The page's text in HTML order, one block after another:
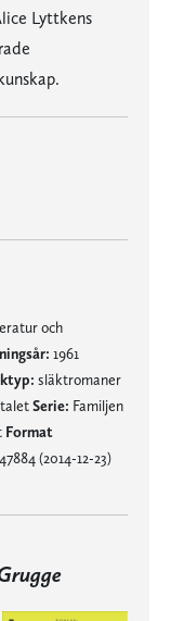
Lyttkens
och
1961
släktromaner
Serie: Familjen
Format
(2014-12-23)